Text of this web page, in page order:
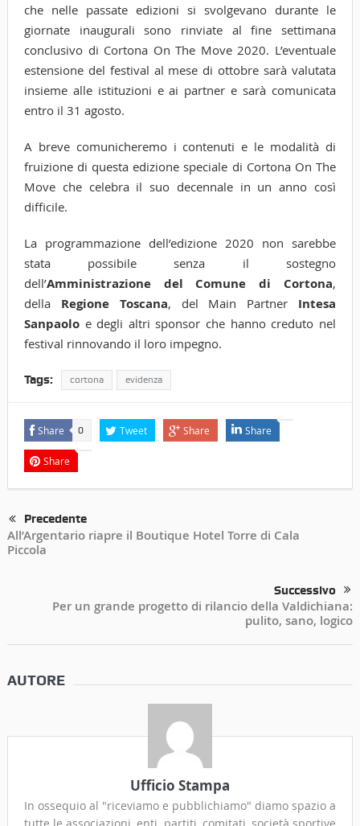
che nelle passate edizioni si svolgevano durante le
giornate inaugurali sono rinviate al fine settimana
conclusivo di Cortona On The Move 2020. L’eventuale
estensione del festival al mese di ottobre sarà valutata
insieme alle istituzioni e ai partner e sarà comunicata
entro il 31 agosto.
A breve comunicheremo i contenuti e le modalità di
fruizione di questa edizione speciale di Cortona On The
Move che celebra il suo decennale in un anno così
difficile.
La programmazione dell’edizione 2020 non sarebbe
stata possibile senza il sostegno
dell’Amministrazionedel Comune di Cortona,
della Regione Toscana, del Main Partner Intesa
Sanpaoloe degli altri sponsor che hanno creduto nel
festival rinnovando il loro impegno.
Tags: cortona evidenza
Share 0 Tweet Share Share
Share
Precedente
All’Argentario riapre il Boutique Hotel Torre di Cala
Piccola
Successivo
Per un grande progetto di rilancio della Valdichiana:
pulito, sano, logico
AUTORE
Ufficio Stampa
In ossequio al "riceviamo e pubblichiamo" diamo spazio a